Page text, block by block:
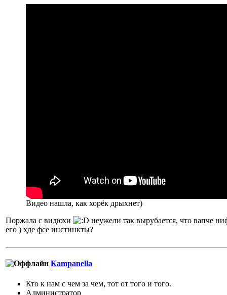
Видео нашла, как хорёк дрыхнет)
Поржала с видюхи
неужели так вырубается, что вапче
его ) хде фсе инстинкты?
Кampanella
Кто к нам с чем за чем, тот от того и того.
Администратор